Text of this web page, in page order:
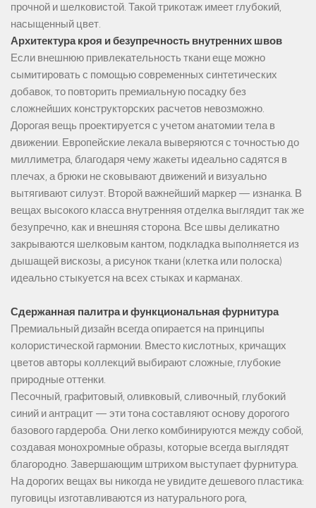
прочной и шелковистой. Такой трикотаж имеет глубокий,
насыщенный цвет.
Архитектура кроя и безупречность внутренних швов
Если внешнюю привлекательность ткани еще можно
сымитировать с помощью современных синтетических
добавок, то повторить премиальную посадку без
сложнейших конструкторских расчетов невозможно.
Дорогая вещь проектируется с учетом анатомии тела в
движении. Европейские лекала выверяются с точностью до
миллиметра, благодаря чему жакеты идеально садятся в
плечах, а брюки не сковывают движений и визуально
вытягивают силуэт. Второй важнейший маркер — изнанка. В
вещах высокого класса внутренняя отделка выглядит так же
безупречно, как и внешняя сторона. Все швы деликатно
закрываются шелковым кантом, подкладка выполняется из
дышащей вискозы, а рисунок ткани (клетка или полоска)
идеально стыкуется на всех стыках и карманах.
Сдержанная палитра и функциональная фурнитура
Премиальный дизайн всегда опирается на принципы
колористической гармонии. Вместо кислотных, кричащих
цветов авторы коллекций выбирают сложные, глубокие
природные оттенки.
Песочный, графитовый, оливковый, сливочный, глубокий
синий и антрацит — эти тона составляют основу дорогого
базового гардероба. Они легко комбинируются между собой,
создавая монохромные образы, которые всегда выглядят
благородно. Завершающим штрихом выступает фурнитура.
На дорогих вещах вы никогда не увидите дешевого пластика:
пуговицы изготавливаются из натурального рога,